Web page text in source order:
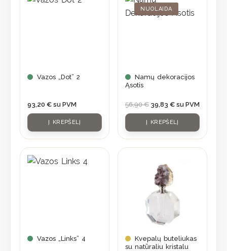
Vazos „Dot” 2
93,20 € su PVM
Į KREPŠELĮ
NUOLAIDA
Namų dekoracijos
Ąsotis
56,90€
was:
56,90 €.
39,83 €
is:
39,83 €.
su PVM
Į KREPŠELĮ
Vazos „Links” 4
Kvepalų buteliukas
su natūraliu kristalu